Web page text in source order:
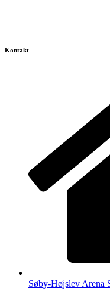
Kontakt
Søby-Højslev Arena